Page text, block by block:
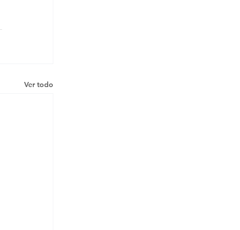
Ver todo